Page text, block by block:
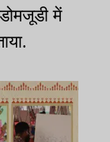
में